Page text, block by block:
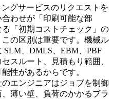
グサービスのリクエストを
わせが「印刷可能な部
「初期コストチェック」の
の区別は重要です。機械ル
SLM、DMLS、EBM、PBF
スルート、見積もり範囲、
性があるからです。
エンジニアはジョブを制御
薄い壁、負荷のかかるブラ